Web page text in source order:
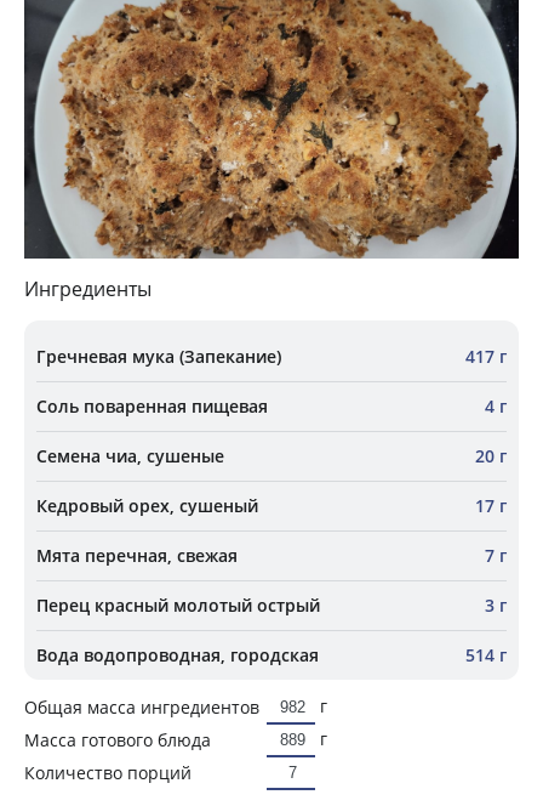
Ингредиенты
Гречневая мука (Запекание) 417 г
Соль поваренная пищевая 4 г
Семена чиа, сушеные 20 г
Кедровый орех, сушеный 17 г
Мята перечная, свежая 7 г
Перец красный молотый острый 3 г
Вода водопроводная, городская 514 г
Общая масса ингредиентов
г
Масса готового блюда
г
Количество порций